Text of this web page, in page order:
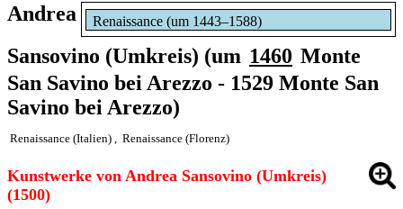
Renaissance (um 1443–1588)
Andrea
Sansovino (Umkreis) (um 1460 Monte
San Savino bei Arezzo - 1529 Monte San
Savino bei Arezzo)
Renaissance (Italien) , Renaissance (Florenz)
Kunstwerke von Andrea Sansovino (Umkreis)
(1500)